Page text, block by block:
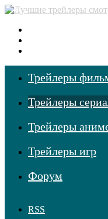
Трейлеры
Трейлеры
Трейлеры
Трейлеры игр
Форум
RSS